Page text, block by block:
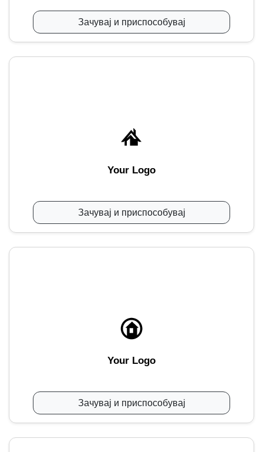
Зачувај и приспособувај
Your Logo
Зачувај и приспособувај
Your Logo
Зачувај и приспособувај